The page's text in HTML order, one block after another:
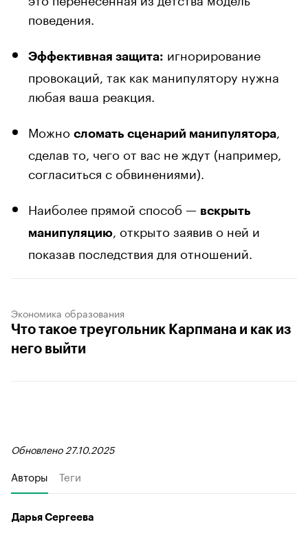
поведения.
Эффективная защита: игнорирование
провокаций, так как манипулятору нужна
любая ваша реакция.
Можно сломать сценарий манипулятора
сделав то, чего от вас не ждут (например,
согласиться с обвинениями).
Наиболее прямой способ — вскрыть
манипуляцию
, открыто заявив о ней и
показав последствия для отношений.
Экономика образования
Что такое треугольник Карпмана и как из
него выйти
Обновлено 27.10.2025
Авторы Теги
Дарья Сергеева